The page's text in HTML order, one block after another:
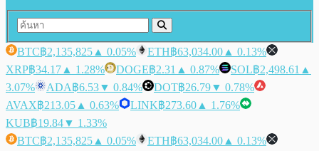
BTC฿2,135,825 ▲ 0.05% ETH฿63,034.00 ▲ 0.13%
XRP฿34.17 ▲ 1.28% DOGE฿2.31 ▲ 0.87% SOL฿2,498.61 ▲
3.07%
ADA฿6.53▼ 0.84% DOT฿26.79▼ 0.78%
AVAX฿213.05 ▲ 0.63% LINK฿273.60 ▲ 1.76%
KUB฿19.84▼ 1.33%
BTC฿2,135,825 ▲ 0.05% ETH฿63,034.00 ▲ 0.13%